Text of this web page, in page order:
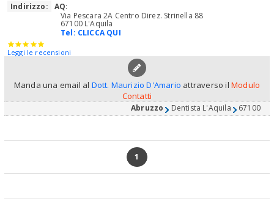
Indirizzo:
AQ:
Via Pescara 2A Centro Direz. Strinella 88
67100 L'Aquila
Tel: CLICCA QUI
Leggi le recensioni
Manda una email al Dott. Maurizio D'Amario attraverso ilModulo
Contatti
Abruzzo Dentista L'Aquila 67100
1